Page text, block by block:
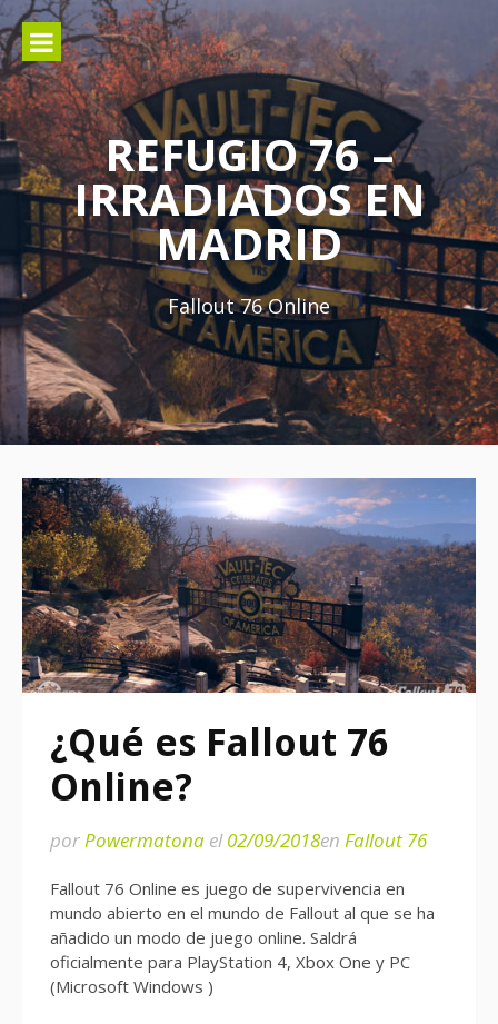
Ir
al
contenido
REFUGIO 76 –
IRRADIADOS EN
MADRID
Fallout 76 Online
¿Qué es Fallout 76
Online?
porPowermatona el02/09/2018en Fallout 76
Fallout 76 Online es juego de supervivencia en
mundo abierto en el mundo de Fallout al que se ha
añadido un modo de juego online. Saldrá
oficialmente para PlayStation 4, Xbox One y PC
(Microsoft Windows )